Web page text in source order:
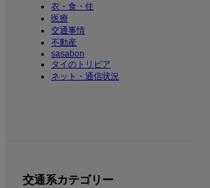
衣・食・住
医療
交通事情
不動産
sasabon
タイのトリビア
ネット・通信状況
交通系カテゴリー